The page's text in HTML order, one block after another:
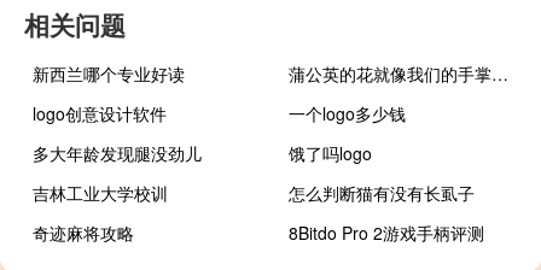
相关问题
新西兰哪个专业好读
蒲公英的花就像我们的手掌是什么修辞手法
logo创意设计软件
一个logo多少钱
多大年龄发现腿没劲儿
饿了吗logo
吉林工业大学校训
怎么判断猫有没有长虱子
奇迹麻将攻略
8Bitdo Pro 2游戏手柄评测